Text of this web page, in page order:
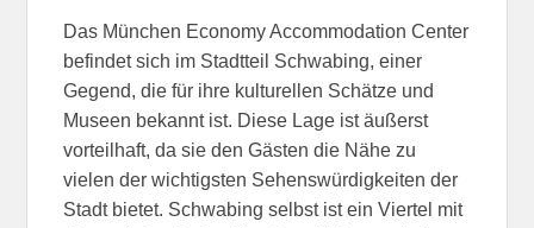
Das München Economy Accommodation Center
befindet sich im Stadtteil Schwabing, einer
Gegend, die für ihre kulturellen Schätze und
Museen bekannt ist. Diese Lage ist äußerst
vorteilhaft, da sie den Gästen die Nähe zu
vielen der wichtigsten Sehenswürdigkeiten der
Stadt bietet. Schwabing selbst ist ein Viertel mit